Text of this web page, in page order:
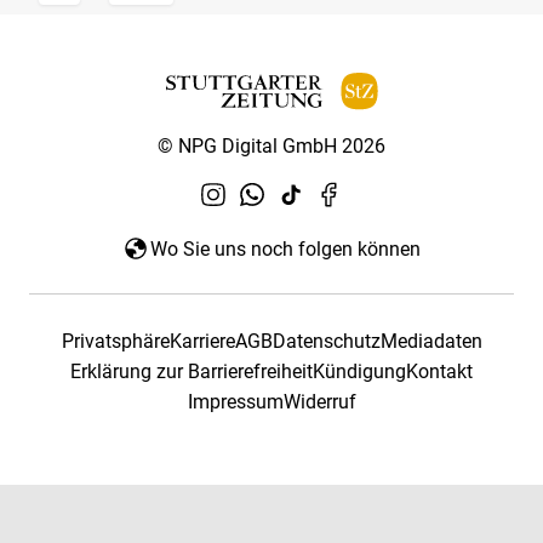
© NPG Digital GmbH 2026
Wo Sie uns noch folgen können
PrivatsphäreKarriereAGBDatenschutzMediadaten
Erklärung zur BarrierefreiheitKündigungKontakt
ImpressumWiderruf